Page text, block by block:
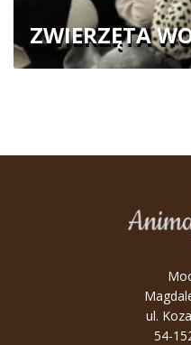
ZWIERZĘTA
ul.
54-